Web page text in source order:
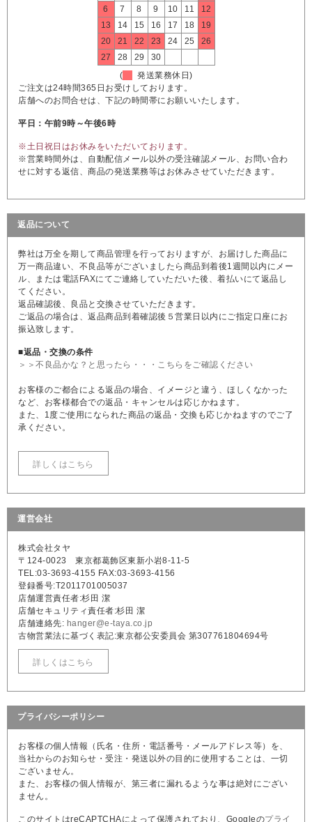
6
7 8 9 10 11
12
13
14 15 16 17 18
19
20
21 22 23 24 25
26
27
28 29
30
(
発送業務休日)
ご注文は24時間365日お受けしております。
店舗へのお問合せは、下記の時間帯にお願いいたします。
平日：午前9時～午後6時
※土日祝日はお休みをいただいております。
※営業時間外は、自動配信メール以外の受注確認メール、お問い合わ
せに対する返信、商品の発送業務等はお休みさせていただきます。
返品について
弊社は万全を期して商品管理を行っておりますが、お届けした商品に
万一商品違い、不良品等がございましたら商品到着後1週間以内にメー
ル、または電話FAXにてご連絡していただいた後、着払いにて返品し
てください。
返品確認後、良品と交換させていただきます。
ご返品の場合は、返品商品到着確認後５営業日以内にご指定口座にお
振込致します。
■返品・交換の条件
＞＞不良品かな？と思ったら・・・こちらをご確認ください
お客様のご都合による返品の場合、イメージと違う、ほしくなかった
など、お客様都合での返品・キャンセルは応じかねます。
また、1度ご使用になられた商品の返品・交換も応じかねますのでご了
承ください。
詳しくはこちら
運営会社
株式会社タヤ
〒124-0023 東京都葛飾区東新小岩8-11-5
TEL:03-3693-4155 FAX:03-3693-4156
登録番号:T2011701005037
店舗運営責任者:杉田 潔
店舗セキュリティ責任者:杉田 潔
店舗連絡先: hanger@e-taya.co.jp
古物営業法に基づく表記:東京都公安委員会 第307761804694号
詳しくはこちら
プライバシーポリシー
お客様の個人情報（氏名・住所・電話番号・メールアドレス等）を、
当社からのお知らせ・受注・発送以外の目的に使用することは、一切
ございません。
また、お客様の個人情報が、第三者に漏れるような事は絶対にござい
ません。
このサイトはreCAPTCHAによって保護されており、Googleのプライ